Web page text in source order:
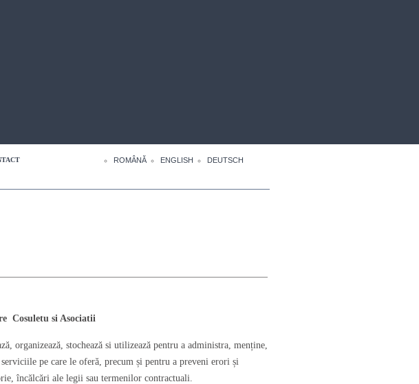
ROMÂNĂ ENGLISH DEUTSCH
Cosuletu si Asociatii
organizează, stochează si utilizează pentru a administra, menține,
pe care le oferă, precum și pentru a preveni erori și
încălcări ale legii sau termenilor contractuali.